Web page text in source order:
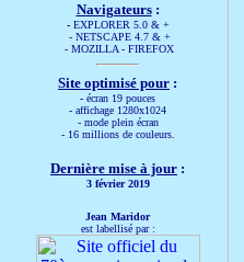
Navigateurs:
- EXPLORER 5.0 & +
- NETSCAPE 4.7 & +
- MOZILLA - FIREFOX
Site optimisé pour :
- écran 19 pouces
- affichage 1280x1024
- mode plein écran
- 16 millions de couleurs.
Dernière mise à jour :
3 février 2019
Jean Maridor
est labellisé par :